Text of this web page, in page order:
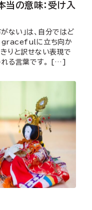
当の意味：受け入
ない」は、自分ではど
gracefulに立ち向か
りと訳せない表現で
れる言葉です。 […]